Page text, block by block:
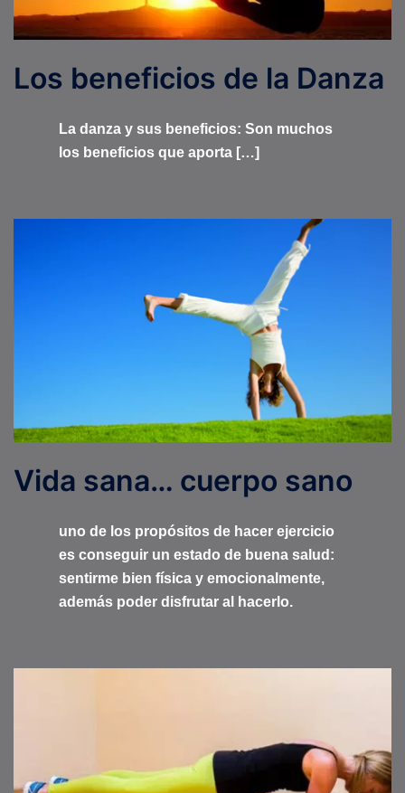
Los beneficios de la Danza
La danza y sus beneficios: Son muchos
los beneficios que aporta […]
Vida sana… cuerpo sano
uno de los propósitos de hacer ejercicio
es conseguir un estado de buena salud:
sentirme bien física y emocionalmente,
además poder disfrutar al hacerlo.